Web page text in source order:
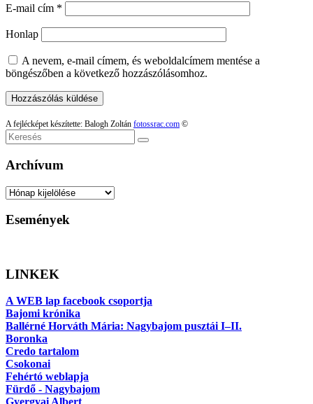
E-mail cím *
Honlap
A nevem, e-mail címem, és weboldalcímem mentése a
böngészőben a következő hozzászólásomhoz.
A fejlécképet készítette: Balogh Zoltán fotossrac.com ©
Keresés
Archívum
Archívum
Események
LINKEK
A WEB lap facebook csoportja
Bajomi krónika
Ballérné Horváth Mária: Nagybajom pusztái I–II.
Boronka
Credo tartalom
Csokonai
Fehértó weblapja
Fürdő - Nagybajom